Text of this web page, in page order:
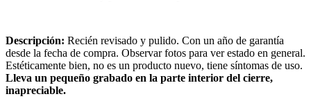
Descripción: Recién revisado y pulido. Con un año de garantía
desde la fecha de compra. Observar fotos para ver estado en general.
Estéticamente bien, no es un producto nuevo, tiene síntomas de uso.
Lleva un pequeño grabado en la parte interior del cierre,
inapreciable.